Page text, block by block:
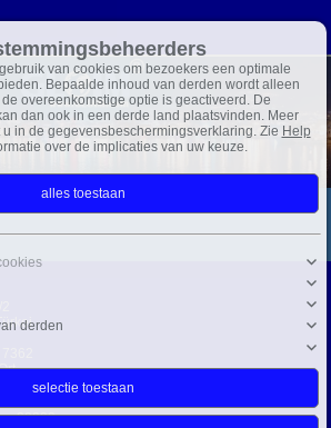
28233
van cookies om bezoekers een optimale
Bepaalde inhoud van derden wordt alleen
overeenkomstige optie is geactiveerd. De
dan ook in een derde land plaatsvinden. Meer
in de gegevensbeschermingsverklaring. Zie Help
over de implicaties van uw keuze.
derden